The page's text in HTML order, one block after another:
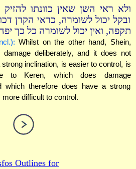
ולא ראי השן שאין כוונתו
ובקל יכול לשומרה, כראי הקרן
תקפה, ואין יכול לשומרה כל כך
Whilst on the other hand, Shein,
deliberately, and it does not
inclination, is easier to control, is
to Keren, which does damage
which therefore does have a strong
more difficult to control.
Outlines for